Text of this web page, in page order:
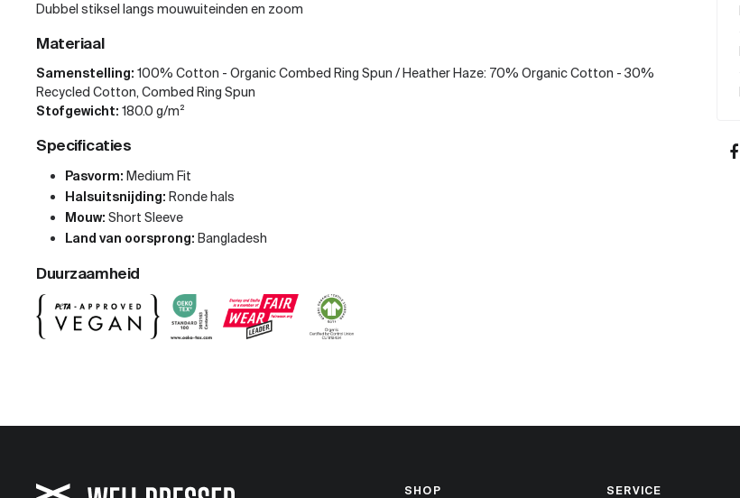
Dubbel stiksel langs mouwuiteinden en zoom
Materiaal
Samenstelling: 100% Cotton - Organic Combed Ring Spun / Heather Haze: 70% Organic Cotton - 30%
Recycled Cotton, Combed Ring Spun
Stofgewicht: 180.0 g/m²
Specificaties
Pasvorm: Medium Fit
Halsuitsnijding: Ronde hals
Mouw: Short Sleeve
Land van oorsprong: Bangladesh
Duurzaamheid
SHOP SERVICE